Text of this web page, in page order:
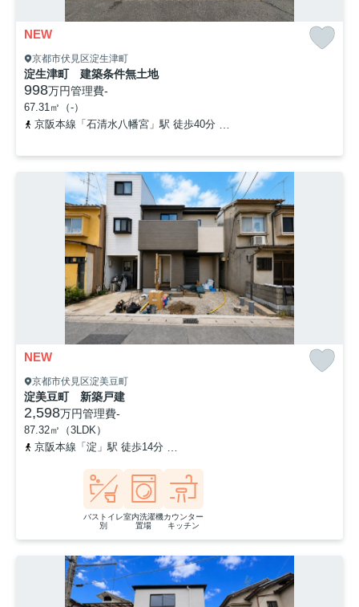
NEW
京都市伏見区淀生津町
淀生津町 建築条件無土地
998万円管理費-
67.31㎡（-）
京阪本線「石清水八幡宮」駅 徒歩40分
NEW
京都市伏見区淀美豆町
淀美豆町 新築戸建
2,598万円管理費-
87.32㎡（3LDK）
京阪本線「淀」駅 徒歩14分
バストイレ
別
室内洗濯機
置場
カウンター
キッチン